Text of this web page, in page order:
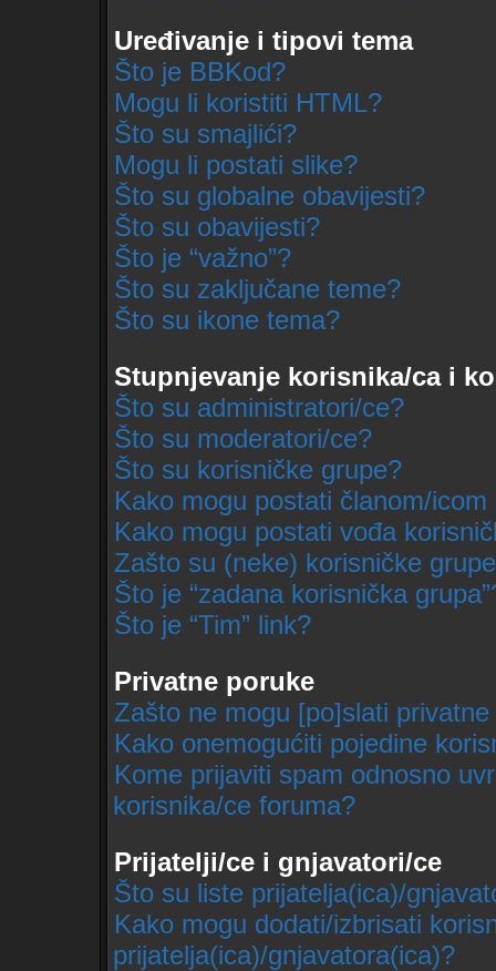
Uređivanje i tipovi tema
Što je BBKod?
Mogu li koristiti HTML?
Što su smajlići?
Mogu li postati slike?
Što su globalne obavijesti?
Što su obavijesti?
Što je “važno”?
Što su zaključane teme?
Što su ikone tema?
Stupnjevanje korisnika/ca i
Što su administratori/ce?
Što su moderatori/ce?
Što su korisničke grupe?
Kako mogu postati članom/
Kako mogu postati vođa
Zašto su (neke) korisničke
Što je “zadana korisnička
Što je “Tim” link?
Privatne poruke
Zašto ne mogu [po]slati
Kako onemogućiti pojedine
Kome prijaviti spam odnosno
korisnika/ce foruma?
Prijatelji/ce i gnjavatori/ce
Što su liste prijatelja(ica)/
Kako mogu dodati/izbrisati
prijatelja(ica)/gnjavatora(ica)?